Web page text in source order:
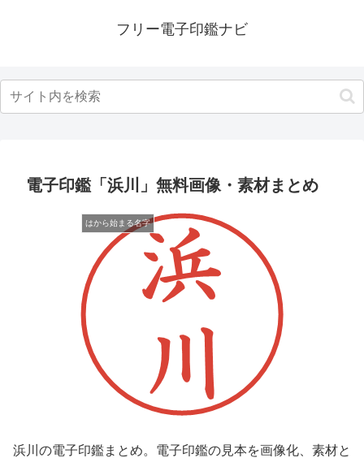
フリー電子印鑑ナビ
電子印鑑「浜川」無料画像・素材まとめ
はから始まる名字
浜川の電子印鑑まとめ。電子印鑑の見本を画像化、素材と